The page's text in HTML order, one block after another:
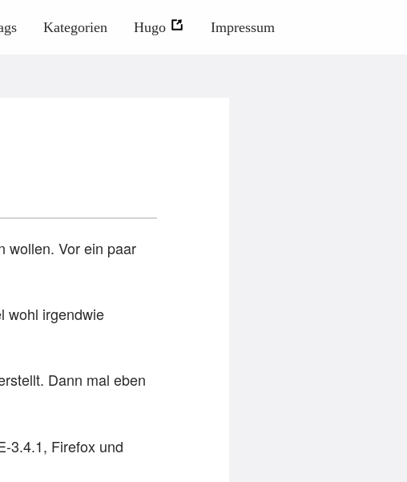
Kategorien Hugo Impressum
wollen. Vor ein paar
wohl irgendwie
Dann mal eben
3.4.1, Firefox und